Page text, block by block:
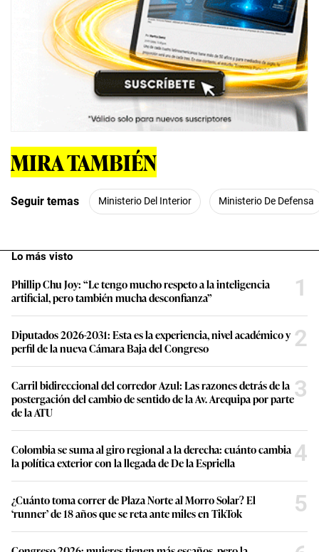
MIRA TAMBIÉN
Seguir temas Ministerio Del Interior Ministerio De Defensa
Lo más visto
Phillip Chu Joy: “Le tengo mucho respeto a la inteligencia
artificial, pero también mucha desconfianza”
1
Diputados 2026-2031: Esta es la experiencia, nivel académico y
perfil de la nueva Cámara Baja del Congreso
2
Carril bidireccional del corredor Azul: Las razones detrás de la
postergación del cambio de sentido de la Av. Arequipa por parte
de la ATU
3
Colombia se suma al giro regional a la derecha: cuánto cambia
la política exterior con la llegada de De la Espriella
4
¿Cuánto toma correr de Plaza Norte al Morro Solar? El
‘runner’ de 18 años que se reta ante miles en TikTok
5